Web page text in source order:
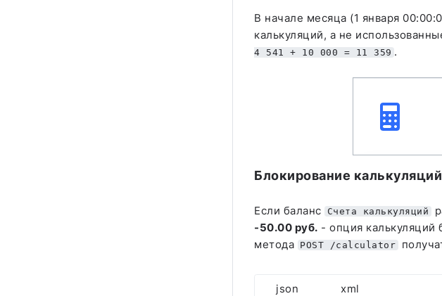
В начале месяца (1 января
калькуляций, а не
4 541 + 10 000 = 11 359 .
Блокирование калькуляций
Если баланс Счета калькуляций
-50.00 руб. - опция калькуляций
метода POST /calculator
json xml